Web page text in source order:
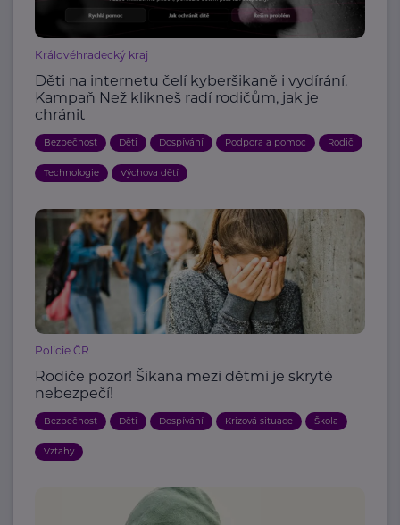
Královéhradecký kraj
Děti na internetu čelí kyberšikaně i vydírání.
Kampaň Než klikneš radí rodičům, jak je
chránit
Bezpečnost Děti Dospívání Podpora a pomoc Rodič
Technologie Výchova dětí
Policie ČR
Rodiče pozor! Šikana mezi dětmi je skryté
nebezpečí!
Bezpečnost Děti Dospívání Krizová situace Škola
Vztahy